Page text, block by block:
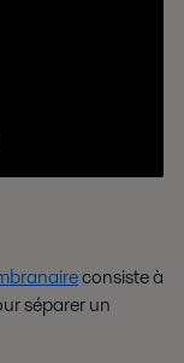
consiste à
séparer un